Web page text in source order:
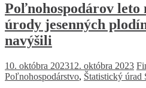
Poľnohospodárov leto
úrody jesenných
navýšili
10. októbra 202312. októbra 2023
Poľnohospodárstvo, Štatistický úrad